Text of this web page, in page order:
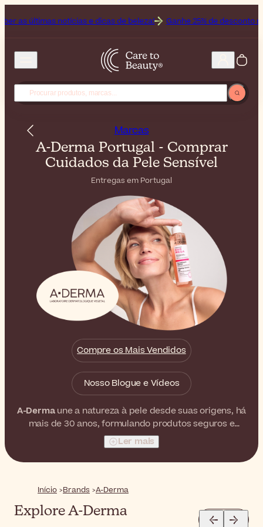
notícias e dicas de beleza! Ganhe 25% de desconto no Off ao
Marcas
A-Derma Portugal - Comprar
Cuidados da Pele Sensível
Entregas em Portugal
Compre os Mais Vendidos
Nosso Blogue e Vídeos
A-Dermaune a natureza à pele desde suas origens, há
mais de 30 anos, formulando produtos seguros e
altamente eficazes, recomendados por
dermatologistas e muito apreciados pelos
consumidores da marca. Com a missão de criar
marca, do Grupo Pierre Fabre Phytofilière, apresenta
ingredientes. Assim, são garantidos resultados visiveis
Ler mais
Início Brands A-Derma
Explore A-Derma